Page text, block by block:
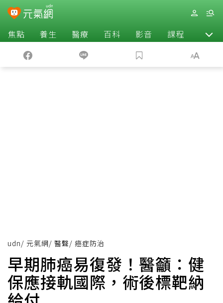
焦點 養生 醫療 百科 影音 課程 退休
udn/ 元氣網/ 醫聲/ 癌症防治
早期肺癌易復發！醫籲：健
保應接軌國際，術後標靶納